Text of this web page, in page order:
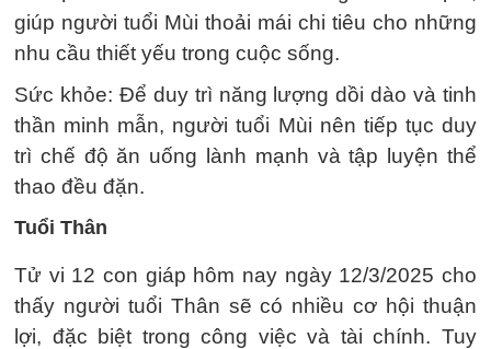
giúp người tuổi Mùi thoải mái chi tiêu cho những
nhu cầu thiết yếu trong cuộc sống.
Sức khỏe: Để duy trì năng lượng dồi dào và tinh
thần minh mẫn, người tuổi Mùi nên tiếp tục duy
trì chế độ ăn uống lành mạnh và tập luyện thể
thao đều đặn.
Tuổi Thân
Tử vi 12 con giáp hôm nay ngày 12/3/2025 cho
thấy người tuổi Thân sẽ có nhiều cơ hội thuận
lợi, đặc biệt trong công việc và tài chính. Tuy